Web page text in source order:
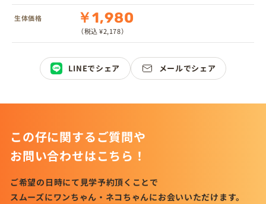
生体価格 ￥1,980
（税込 ¥2,178）
LINEでシェア メールでシェア
この仔に関するご質問や
お問い合わせはこちら！
ご希望の日時にて見学予約頂くことで
スムーズにワンちゃん・ネコちゃんにお会いいただけます。